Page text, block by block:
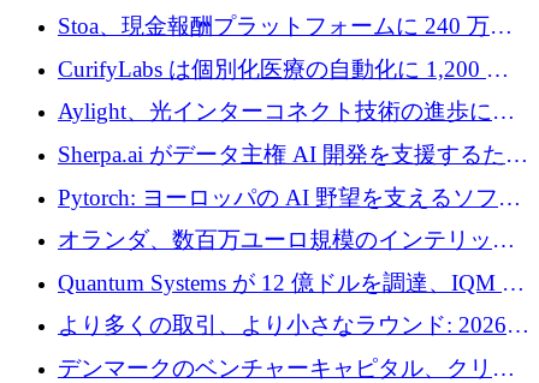
調達、年間収益1億ドルを突破
Stoa、現金報酬プラットフォームに 240 万ド
ルを確保
CurifyLabs は個別化医療の自動化に 1,200 万
ユーロを寄付
Aylight、光インターコネクト技術の進歩に向
けて450万ユーロのプレシードラウンドを終了
Sherpa.ai がデータ主権 AI 開発を支援するため
に 1,800 万ドルを調達
Pytorch: ヨーロッパの AI 野望を支えるソフト
ウェア層
オランダ、数百万ユーロ規模のインテリック
との提携で軍用ドローンにソフトウェアファ
ースト戦略を採用
Quantum Systems が 12 億ドルを調達、IQM が
米国の主要取引所で初の欧州量子企業とな
る、6 月に欧州のスタートアップ資金調達
より多くの取引、より小さなラウンド: 2026
年 6 月に欧州のスタートアップ資金調達
デンマークのベンチャーキャピタル、クリメ